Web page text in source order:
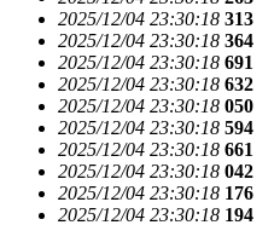
2025/12/04 23:30:18 313
2025/12/04 23:30:18 364
2025/12/04 23:30:18 691
2025/12/04 23:30:18 632
2025/12/04 23:30:18 050
2025/12/04 23:30:18 594
2025/12/04 23:30:18 661
2025/12/04 23:30:18 042
2025/12/04 23:30:18 176
2025/12/04 23:30:18 194